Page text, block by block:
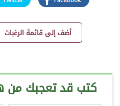
أضف إلى قائمة الرغبات
كتب قد تعجبك من